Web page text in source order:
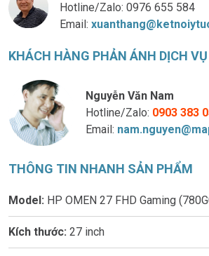
Hotline/Zalo:0976 655 584
Email:
KHÁCH HÀNG PHẢN ÁNH DỊCH VỤ
Nguyễn Văn Nam
Hotline/Zalo: 0903 383
Email:
THÔNG TIN NHANH SẢN PHẨM
Model: HP OMEN 27 FHD Gaming
Kích thước: 27 inch